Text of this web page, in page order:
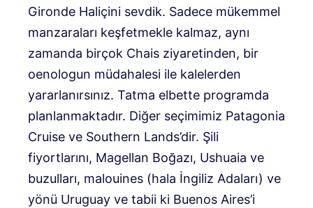
Gironde Haliçini sevdik. Sadece mükemmel
manzaraları keşfetmekle kalmaz, aynı
zamanda birçok Chais ziyaretinden, bir
oenologun müdahalesi ile kalelerden
yararlanırsınız. Tatma elbette programda
planlanmaktadır. Diğer seçimimiz Patagonia
Cruise ve Southern Lands’dir. Şili
fiyortlarını, Magellan Boğazı, Ushuaia ve
buzulları, malouines (hala İngiliz Adaları) ve
yönü Uruguay ve tabii ki Buenos Aires’i